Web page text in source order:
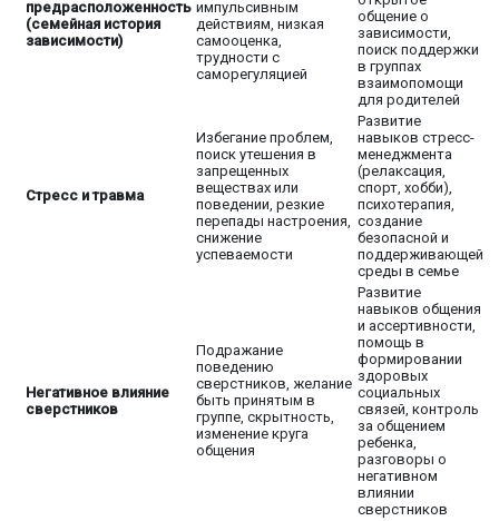
предрасположенность
(семейная история
зависимости)
импульсивным
действиям, низкая
самооценка,
трудности с
саморегуляцией
общение о
зависимости,
поиск поддержки
в группах
взаимопомощи
для родителей
Стресс и травма
Избегание проблем,
поиск утешения в
запрещенных
веществах или
поведении, резкие
перепады настроения,
снижение
успеваемости
Развитие
навыков стресс-
менеджмента
(релаксация,
спорт, хобби),
психотерапия,
создание
безопасной и
поддерживающей
среды в семье
Негативное влияние
сверстников
Подражание
поведению
сверстников, желание
быть принятым в
группе, скрытность,
изменение круга
общения
Развитие
навыков общения
и ассертивности,
помощь в
формировании
здоровых
социальных
связей, контроль
за общением
ребенка,
разговоры о
негативном
влиянии
сверстников